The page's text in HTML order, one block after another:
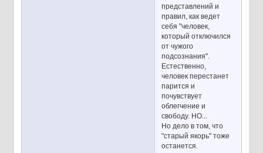
представлений и
правил, как ведет
себя "человек,
который отключился
от чужого
подсознания".
Естественно,
человек перестанет
парится и
почувствует
облегчение и
свободу. НО...
Но дело в том, что
"старый якорь" тоже
останется.